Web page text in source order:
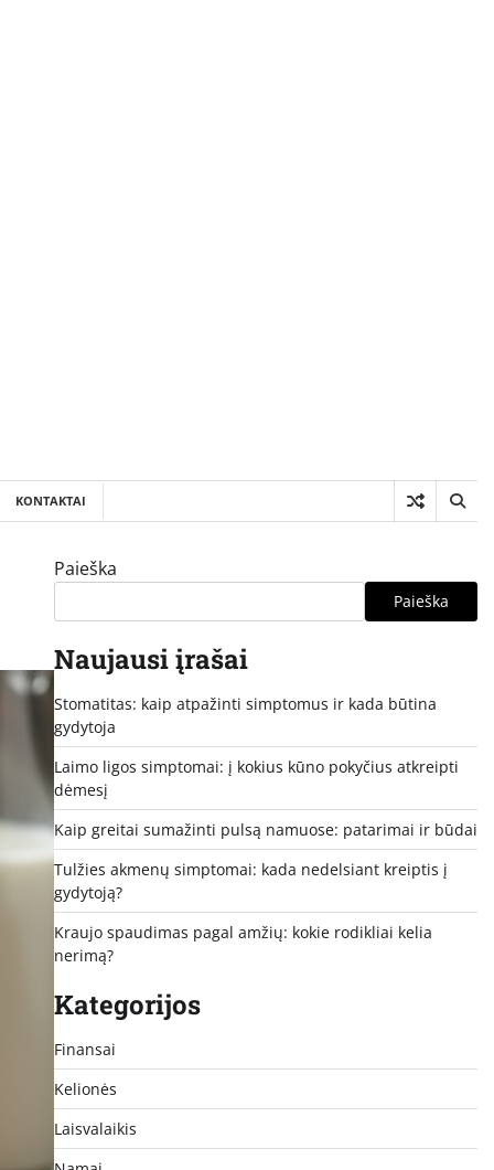
KONTAKTAI
Paieška
Paieška
Naujausi įrašai
Stomatitas: kaip atpažinti simptomus ir kada būtina
gydytoja
Laimo ligos simptomai: į kokius kūno pokyčius atkreipti
dėmesį
Kaip greitai sumažinti pulsą namuose: patarimai ir būdai
Tulžies akmenų simptomai: kada nedelsiant kreiptis į
gydytoją?
Kraujo spaudimas pagal amžių: kokie rodikliai kelia
nerimą?
Kategorijos
Finansai
Kelionės
Laisvalaikis